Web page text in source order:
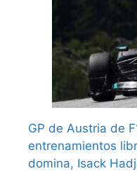
GP de Austria de
entrenamientos
domina, Isack